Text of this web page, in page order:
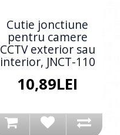
Cutie jonctiune
pentru camere
CCTV exterior sau
interior, JNCT-110
10,89LEI